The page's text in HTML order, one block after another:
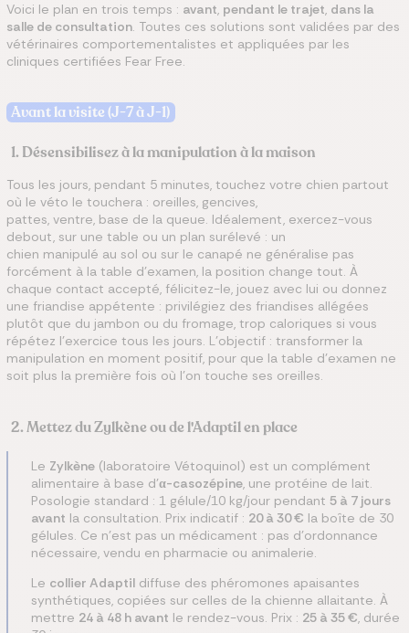
Voici le plan en trois temps : avant, pendant le trajet, dans la
salle de consultation. Toutes ces solutions sont validées par des
vétérinaires comportementalistes et appliquées par les
cliniques certifiées Fear Free.
Avant la visite (J-7 à J-1)
1. Désensibilisez à la manipulation à la maison
Tous les jours, pendant 5 minutes, touchez votre chien partout
où le véto le touchera : oreilles, gencives,
pattes, ventre, base de la queue. Idéalement, exercez-vous
debout, sur une table ou un plan surélevé : un
chien manipulé au sol ou sur le canapé ne généralise pas
forcément à la table d'examen, la position change tout. À
chaque contact accepté, félicitez-le, jouez avec lui ou donnez
une friandise appétente : privilégiez des friandises allégées
plutôt que du jambon ou du fromage, trop caloriques si vous
répétez l'exercice tous les jours. L'objectif : transformer la
manipulation en moment positif, pour que la table d'examen ne
soit plus la première fois où l'on touche ses oreilles.
2. Mettez du Zylkène ou de l'Adaptil en place
Le Zylkène (laboratoire Vétoquinol) est un complément
alimentaire à base d'α-casozépine, une protéine de lait.
Posologie standard : 1 gélule/10 kg/jour pendant 5 à 7 jours
avant la consultation. Prix indicatif : 20 à 30 € la boîte de 30
gélules. Ce n'est pas un médicament : pas d'ordonnance
nécessaire, vendu en pharmacie ou animalerie.
Le collier Adaptil diffuse des phéromones apaisantes
synthétiques, copiées sur celles de la chienne allaitante. À
mettre 24 à 48 h avant le rendez-vous. Prix : 25 à 35 €, durée